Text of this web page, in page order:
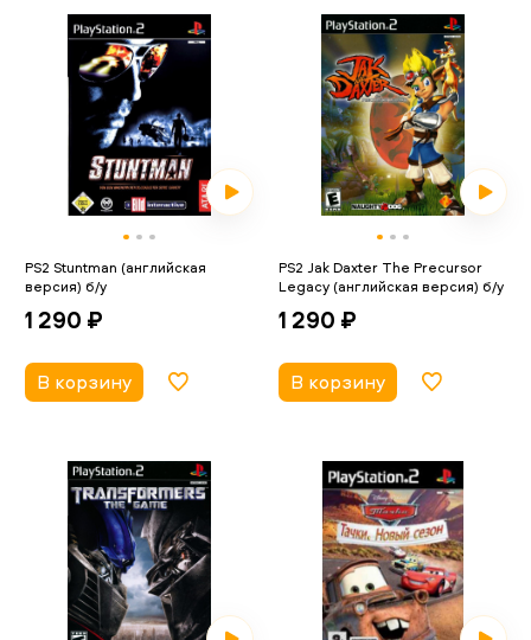
PS2 Stuntman (английская
версия) б/у
1 290 ₽
В корзину
PS2 Jak Daxter The Precursor
Legacy (английская версия) б/у
1 290 ₽
В корзину